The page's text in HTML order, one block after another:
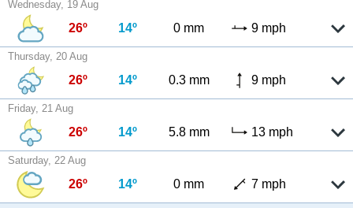
Wednesday, 19 Aug
26º 14º 0 mm 9 mph
Thursday, 20 Aug
26º 14º 0.3 mm 9 mph
Friday, 21 Aug
26º 14º 5.8 mm 13 mph
Saturday, 22 Aug
26º 14º 0 mm 7 mph